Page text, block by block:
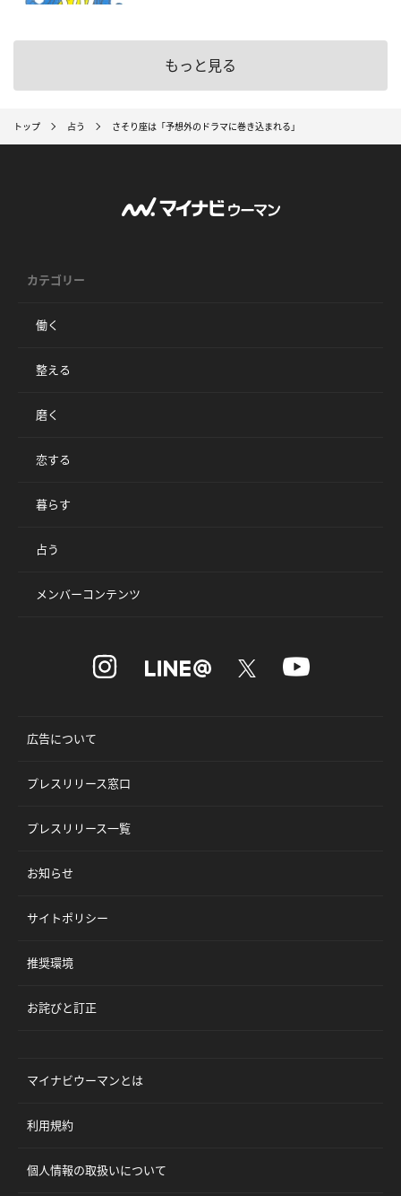
もっと見る
トップ 占う さそり座は「予想外のドラマに巻き込まれる」
カテゴリー
働く
整える
磨く
恋する
暮らす
占う
メンバーコンテンツ
広告について
プレスリリース窓口
プレスリリース一覧
お知らせ
サイトポリシー
推奨環境
お詫びと訂正
マイナビウーマンとは
利用規約
個人情報の取扱いについて